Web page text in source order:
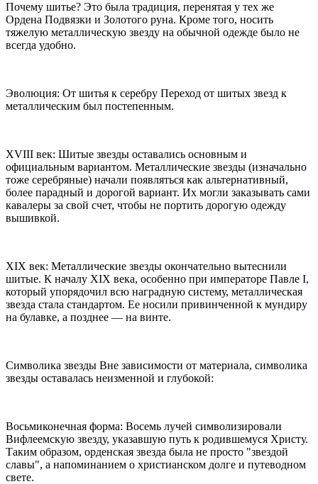
Почему шитье? Это была традиция, перенятая у тех же
Ордена Подвязки и Золотого руна. Кроме того, носить
тяжелую металлическую звезду на обычной одежде было не
всегда удобно.
Эволюция: От шитья к серебру Переход от шитых звезд к
металлическим был постепенным.
XVIII век: Шитые звезды оставались основным и
официальным вариантом. Металлические звезды (изначально
тоже серебряные) начали появляться как альтернативный,
более парадный и дорогой вариант. Их могли заказывать сами
кавалеры за свой счет, чтобы не портить дорогую одежду
вышивкой.
XIX век: Металлические звезды окончательно вытеснили
шитые. К началу XIX века, особенно при императоре Павле I,
который упорядочил всю наградную систему, металлическая
звезда стала стандартом. Ее носили привинченной к мундиру
на булавке, а позднее — на винте.
Символика звезды Вне зависимости от материала, символика
звезды оставалась неизменной и глубокой:
Восьмиконечная форма: Восемь лучей символизировали
Вифлеемскую звезду, указавшую путь к родившемуся Христу.
Таким образом, орденская звезда была не просто "звездой
славы", а напоминанием о христианском долге и путеводном
свете.